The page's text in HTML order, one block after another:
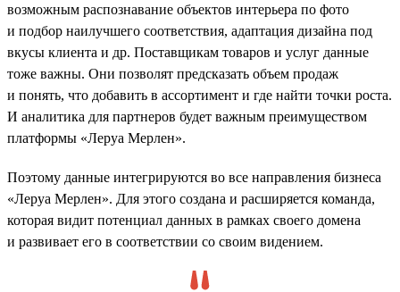
возможным распознавание объектов интерьера по фото
и подбор наилучшего соответствия, адаптация дизайна под
вкусы клиента и др. Поставщикам товаров и услуг данные
тоже важны. Они позволят предсказать объем продаж
и понять, что добавить в ассортимент и где найти точки роста.
И аналитика для партнеров будет важным преимуществом
платформы «Леруа Мерлен».
Поэтому данные интегрируются во все направления бизнеса
«Леруа Мерлен». Для этого создана и расширяется команда,
которая видит потенциал данных в рамках своего домена
и развивает его в соответствии со своим видением.